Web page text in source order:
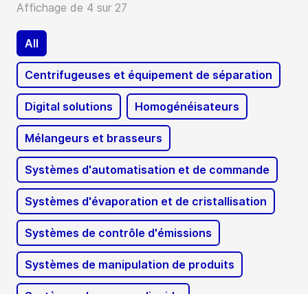
Affichage de 4 sur 27
All
Centrifugeuses et équipement de séparation
Digital solutions Homogénéisateurs
Mélangeurs et brasseurs
Systèmes d'automatisation et de commande
Systèmes d'évaporation et de cristallisation
Systèmes de contrôle d'émissions
Systèmes de manipulation de produits